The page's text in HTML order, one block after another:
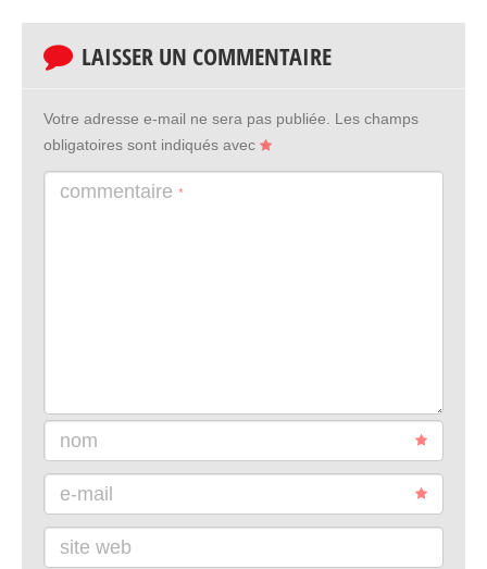
LAISSER UN COMMENTAIRE
Votre adresse e-mail ne sera pas publiée. Les champs
obligatoires sont indiqués avec
commentaire *
nom
e-mail
site web